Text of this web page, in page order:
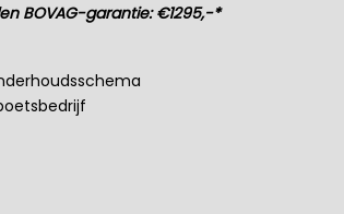
BOVAG-garantie: €1295,-*